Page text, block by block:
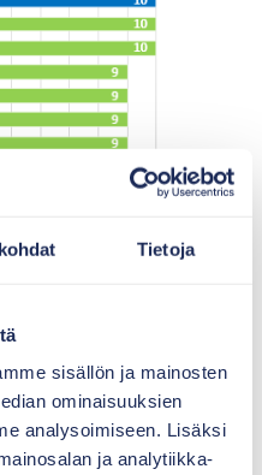
Tietoja
sisällön ja mainosten
ominaisuuksien
analysoimiseen. Lisäksi
ja analytiikka-